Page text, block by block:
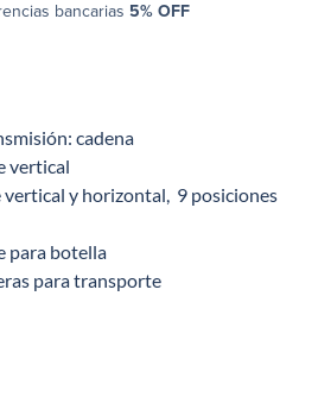
bancarias 5% OFF
cadena
vertical
y horizontal, 9 posiciones
para botella
para transporte